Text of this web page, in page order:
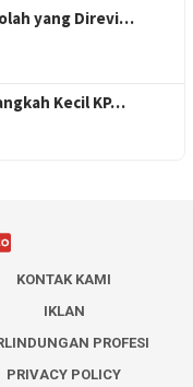
yang Direvi…
Kecil KP…
KONTAK KAMI
IKLAN
PROFESI
PRIVACY POLICY